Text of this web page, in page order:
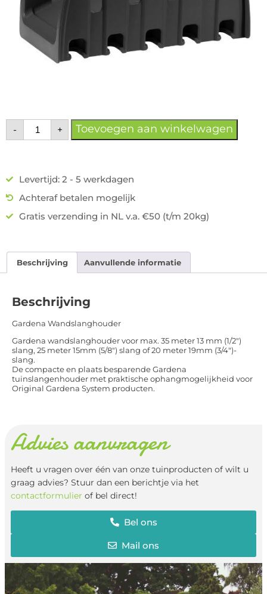
- + Toevoegen aan winkelwagen
Levertijd: 2 - 5 werkdagen
Achteraf betalen mogelijk
Gratis verzending in NL v.a. €50 (t/m 20kg)
Beschrijving Aanvullende informatie
Beschrijving
Gardena Wandslanghouder
Gardena wandslanghouder voor max. 35 meter 13 mm (1/2″)
slang, 25 meter 15mm (5/8″) slang of 20 meter 19mm (3/4″)-
slang.
De compacte en plaats besparende Gardena
tuinslangenhouder met praktische ophangmogelijkheid voor
Original Gardena System producten.
Advies aanvragen
Heeft u vragen over één van onze tuinproducten of wilt u
graag advies? Stuur dan een berichtje via het
contactformulier of bel direct!
Bel ons
Mail ons